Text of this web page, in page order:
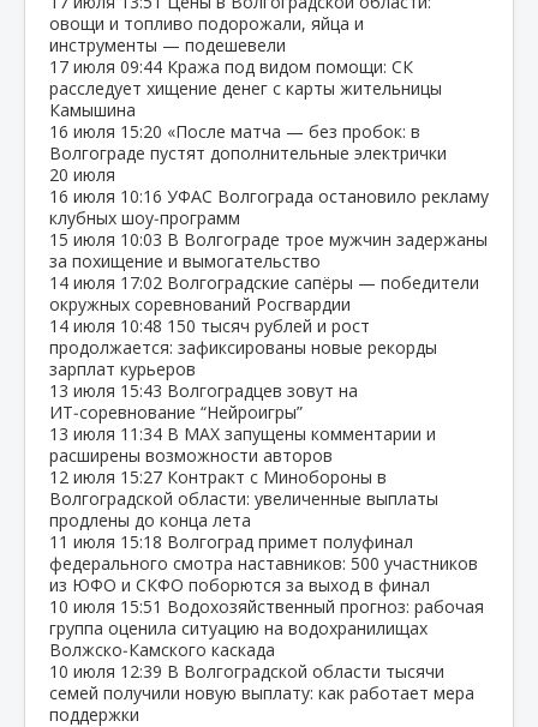
овощи и топливо подорожали, яйца и
инструменты — подешевели
17 июля 09:44 Кража под видом помощи: СК
расследует хищение денег с карты жительницы
Камышина
16 июля 15:20 «После матча — без пробок: в
Волгограде пустят дополнительные электрички
20 июля
16 июля 10:16 УФАС Волгограда остановило рекламу
клубных шоу‑программ
15 июля 10:03 В Волгограде трое мужчин задержаны
за похищение и вымогательство
14 июля 17:02 Волгоградские сапёры — победители
окружных соревнований Росгвардии
14 июля 10:48 150 тысяч рублей и рост
продолжается: зафиксированы новые рекорды
зарплат курьеров
13 июля 15:43 Волгоградцев зовут на
ИТ‑соревнование “Нейроигры”
13 июля 11:34 В МАХ запущены комментарии и
расширены возможности авторов
12 июля 15:27 Контракт с Минобороны в
Волгоградской области: увеличенные выплаты
продлены до конца лета
11 июля 15:18 Волгоград примет полуфинал
федерального смотра наставников: 500 участников
из ЮФО и СКФО поборются за выход в финал
10 июля 15:51 Водохозяйственный прогноз: рабочая
группа оценила ситуацию на водохранилищах
Волжско‑Камского каскада
10 июля 12:39 В Волгоградской области тысячи
семей получили новую выплату: как работает мера
поддержки